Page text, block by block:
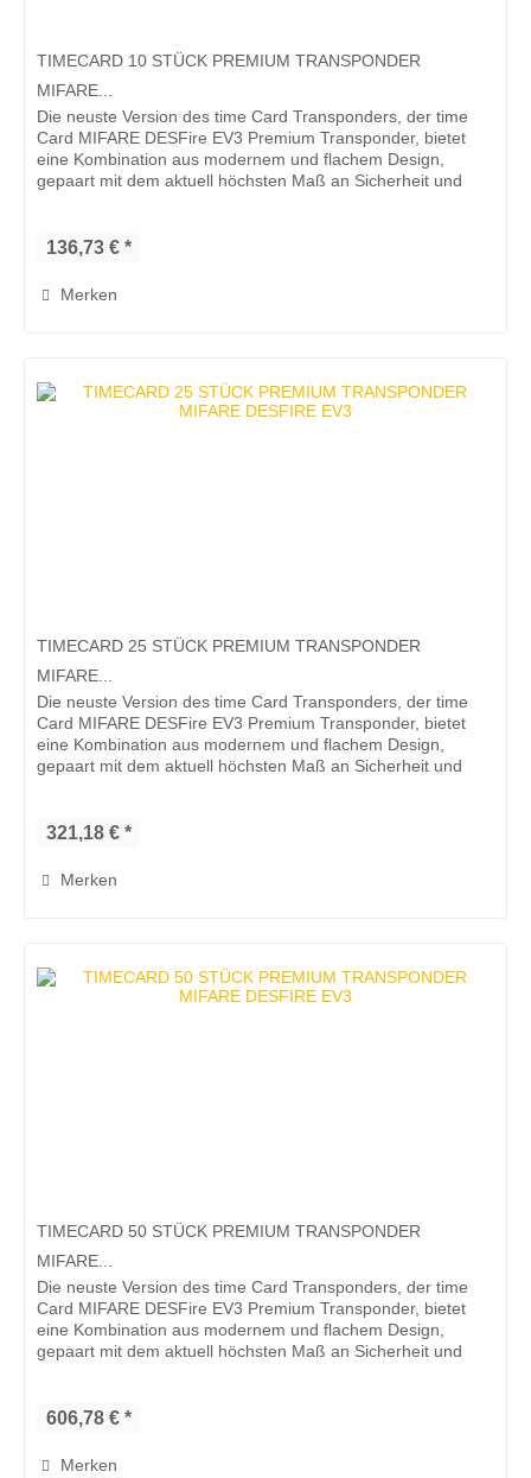
TIMECARD 10 STÜCK PREMIUM TRANSPONDER
MIFARE...
Die neuste Version des time Card Transponders, der time
Card MIFARE DESFire EV3 Premium Transponder, bietet
eine Kombination aus modernem und flachem Design,
gepaart mit dem aktuell höchsten Maß an Sicherheit und
136,73 € *
Merken
TIMECARD 25 STÜCK PREMIUM TRANSPONDER
MIFARE...
Die neuste Version des time Card Transponders, der time
Card MIFARE DESFire EV3 Premium Transponder, bietet
eine Kombination aus modernem und flachem Design,
gepaart mit dem aktuell höchsten Maß an Sicherheit und
321,18 € *
Merken
TIMECARD 50 STÜCK PREMIUM TRANSPONDER
MIFARE...
Die neuste Version des time Card Transponders, der time
Card MIFARE DESFire EV3 Premium Transponder, bietet
eine Kombination aus modernem und flachem Design,
gepaart mit dem aktuell höchsten Maß an Sicherheit und
606,78 € *
Merken